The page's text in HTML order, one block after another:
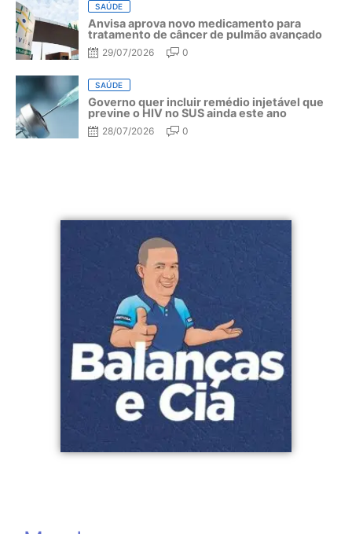
SAÚDE
Anvisa aprova novo medicamento para
tratamento de câncer de pulmão avançado
29/07/2026 0
SAÚDE
Governo quer incluir remédio injetável que
previne o HIV no SUS ainda este ano
28/07/2026 0